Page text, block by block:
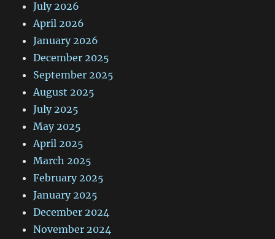
July 2026
April 2026
January 2026
December 2025
September 2025
August 2025
July 2025
May 2025
April 2025
March 2025
February 2025
January 2025
December 2024
November 2024